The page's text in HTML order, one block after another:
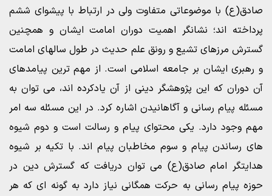
صادق(ع) با موضوعاتی متفاوت ولی در ارتباط با پیشوای ششم
پرداخته اند؛ نشانگر اهمیت دوران امامت ایشان و همچنین
گسترش مرزهای تشیع و رونق علم حدیث در طول سالهای امامت
و رهبری ایشان بر جامعه اسلامی است. از مهم ترین پیامدهای
آن دوران که این پژوهشگر دینی از آن یادکرده اند، می توان به
مسئله پیام رسانی و آگاهانیدن اشاره کرد. در این مسئله سه امر
مهم وجود دارد. یکی محتوای پیام و رسالت است و دوم شیوه
های رساندن پیام و سوم مخاطبان پیام اند. با تکیه بر شیوه
هدایتگر امام صادق(ع) می توان دریافت که گسترش دین در
حوزه پیام رسانی به حرکت همگانی نیاز دارد به گونه ای که هر